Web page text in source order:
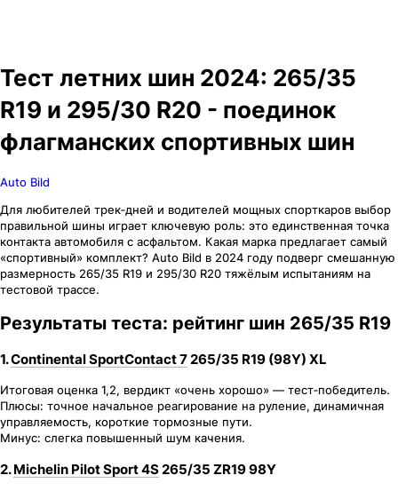
Тест летних шин 2024: 265/35
R19 и 295/30 R20 - поединок
флагманских спортивных шин
Auto Bild
Для любителей трек‑дней и водителей мощных спорткаров выбор
правильной шины играет ключевую роль: это единственная точка
контакта автомобиля с асфальтом. Какая марка предлагает самый
«спортивный» комплект? Auto Bild в 2024 году подверг смешанную
размерность 265/35 R19 и 295/30 R20 тяжёлым испытаниям на
тестовой трассе.
Результаты теста: рейтинг шин 265/35 R19
1.Continental SportContact 7265/35 R19 (98Y) XL
Итоговая оценка 1,2, вердикт «очень хорошо» — тест‑победитель.
Плюсы: точное начальное реагирование на руление, динамичная
управляемость, короткие тормозные пути.
Минус: слегка повышенный шум качения.
2.Michelin Pilot Sport 4S 265/35 ZR19 98Y